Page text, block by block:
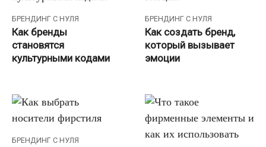
БРЕНДИНГ С НУЛЯ
Как бренды
становятся
культурными кодами
БРЕНДИНГ С НУЛЯ
Как создать бренд,
который вызывает
эмоции
БРЕНДИНГ С НУЛЯ